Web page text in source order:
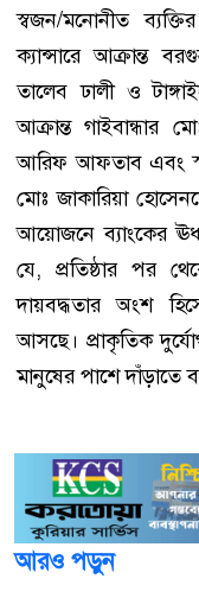
স্বজন/মনোনীত
ক্যান্সারে আক্রান্ত
তালেব ঢালী ও
আক্রান্ত গাইবান্ধার
আরিফ আফতাব এবং
মোঃ জাকারিয়া
আয়োজনে ব্যাংকের
যে, প্রতিষ্ঠার পর
দায়বদ্ধতার অংশ
আসছে। প্রাকৃতিক
মানুষের পাশে দাঁড়াতে
আরও পড়ুন